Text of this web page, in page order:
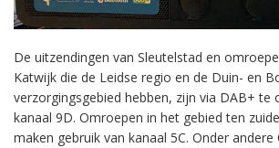
De uitzendingen van Sleutelstad en
Katwijk die de Leidse regio en de Duin- en
verzorgingsgebied hebben, zijn via DAB+ te
kanaal 9D. Omroepen in het gebied ten
maken gebruik van kanaal 5C. Onder